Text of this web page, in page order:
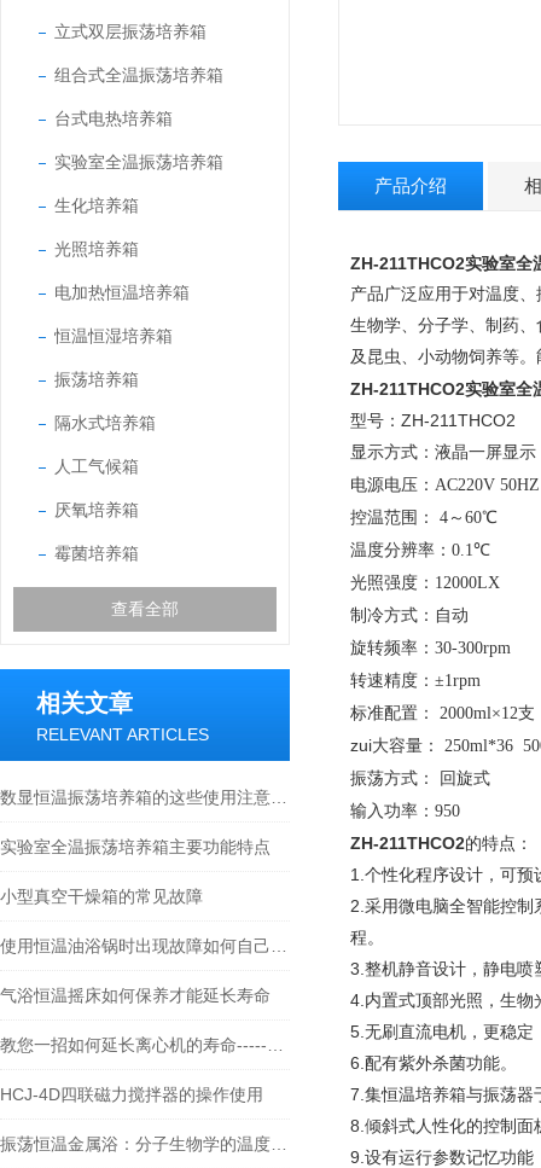
立式双层振荡培养箱
组合式全温振荡培养箱
台式电热培养箱
实验室全温振荡培养箱
生化培养箱
光照培养箱
电加热恒温培养箱
恒温恒湿培养箱
振荡培养箱
隔水式培养箱
人工气候箱
厌氧培养箱
霉菌培养箱
查看全部
相关文章
RELEVANT ARTICLES
实验室全温振荡培养箱主要功能特点
小型真空干燥箱的常见故障
气浴恒温摇床如何保养才能延长寿命
HCJ-4D四联磁力搅拌器的操作使用
产品介绍
ZH-211THCO2实验室全
产品广泛应用于对温度
生物学、分子学、制药
及昆虫、小动物饲养等
ZH-211THCO2实验室全
型号：ZH-211THCO2
显示方式： 液晶一屏显示
电源电压： AC220V 50HZ
控温范围： 4 ～60℃
温度分辨率： 0.1℃
光照强度： 12000LX
制冷方式： 自动
旋转频率： 30-300rpm
转速精度： ±1rpm
标准配置： 2000ml×12支
zui大容量： 250ml*36
振荡方式： 回旋式
输入功率： 950
ZH-211THCO2的特点：
1.个性化程序设计，可
2.采用微电脑全智能控
程。
3.整机静音设计，静电喷
4.内置式顶部光照，生物
5.无刷直流电机，更稳定
6.配有紫外杀菌功能。
7.集恒温培养箱与振荡器
8.倾斜式人性化的控制面
9.设有运行参数记忆功能